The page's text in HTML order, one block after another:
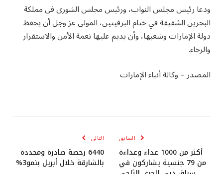
ودعا رئيس مجلس النواب، ورئيس مجلس الشورى في مملكة
البحرين الشقيقة في ختام البرقيتين، المولى عز وجل أن يحفظ
دولة الإمارات وشعبها، وأن يديم عليها نعمة الأمن والاستقرار
والرخاء.
المصدر – وكالة أنباء الإمارات
السابق
أكثر من 1000 عداء وعداءة
من 79 جنسية يشاركون في
التالي
6440 رخصة صادرة ومجددة
بالشارقة خلال أبريل بنمو3%